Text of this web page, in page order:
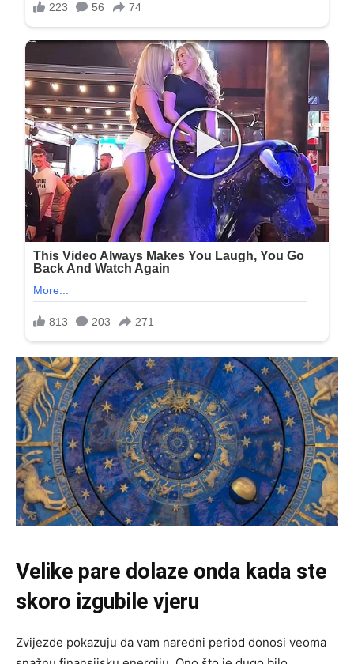
Velike pare dolaze onda kada ste
skoro izgubile vjeru
Zvijezde pokazuju da vam naredni period donosi veoma